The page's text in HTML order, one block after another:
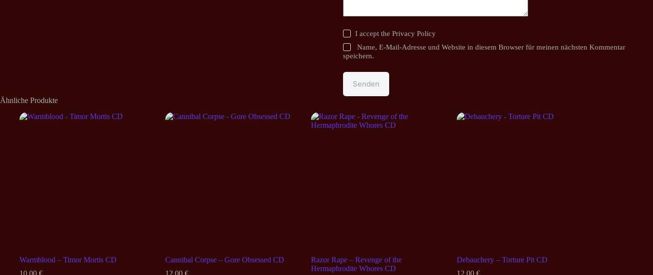
I accept the Privacy Policy
Name, E-Mail-Adresse und Website in diesem Browser für meinen nächsten Kommentar
speichern.
Senden
Ähnliche Produkte
Warmblood – Timor Mortis CD
10,00 €
Cannibal Corpse – Gore Obsessed CD
12,00 €
Razor Rape – Revenge of the
Hermaphrodite Whores CD
Debauchery – Torture Pit CD
12,00 €